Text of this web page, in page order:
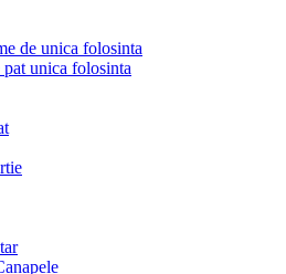
de unica folosinta
unica folosinta